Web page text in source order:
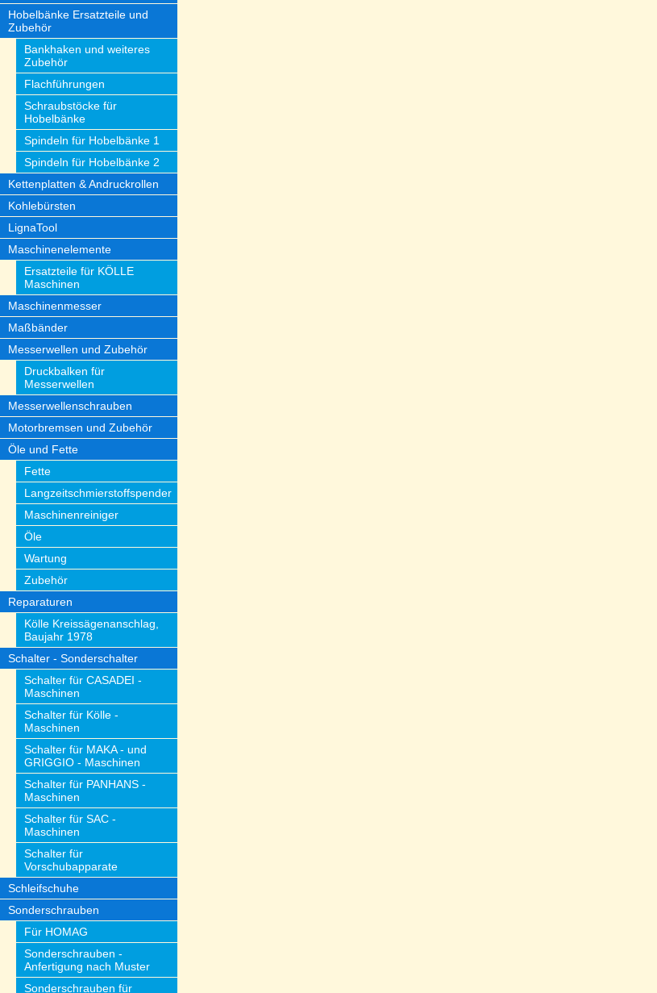
Hobelbänke Ersatzteile und
Zubehör
Bankhaken und weiteres
Zubehör
Flachführungen
Schraubstöcke für
Hobelbänke
Spindeln für Hobelbänke 1
Spindeln für Hobelbänke 2
Kettenplatten & Andruckrollen
Kohlebürsten
LignaTool
Maschinenelemente
Ersatzteile für KÖLLE
Maschinen
Maschinenmesser
Maßbänder
Messerwellen und Zubehör
Druckbalken für
Messerwellen
Messerwellenschrauben
Motorbremsen und Zubehör
Öle und Fette
Fette
Langzeitschmierstoffspender
Maschinenreiniger
Öle
Wartung
Zubehör
Reparaturen
Kölle Kreissägenanschlag,
Baujahr 1978
Schalter - Sonderschalter
Schalter für CASADEI -
Maschinen
Schalter für Kölle -
Maschinen
Schalter für MAKA - und
GRIGGIO - Maschinen
Schalter für PANHANS -
Maschinen
Schalter für SAC -
Maschinen
Schalter für
Vorschubapparate
Schleifschuhe
Sonderschrauben
Für HOMAG
Sonderschrauben -
Anfertigung nach Muster
Sonderschrauben für